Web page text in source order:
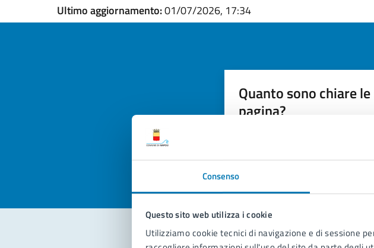
Consenso
Questo sito web utilizza i cookie
Utilizziamo cookie tecnici di navigazione e di sessione
Ultimo aggiornamento:01/07/2026, 17:34
Quanto sono chiare
pagina?